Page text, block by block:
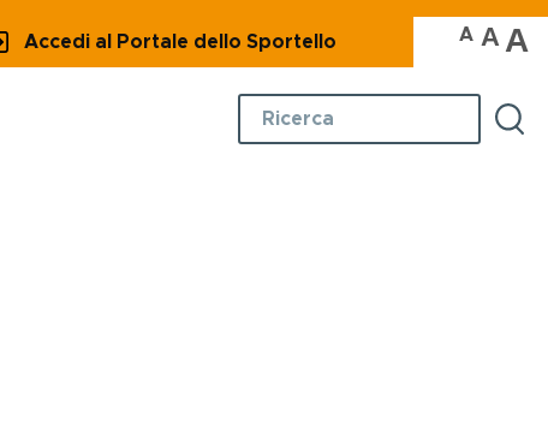
Ambiente
Accedi al Portale dello Sportello A A A